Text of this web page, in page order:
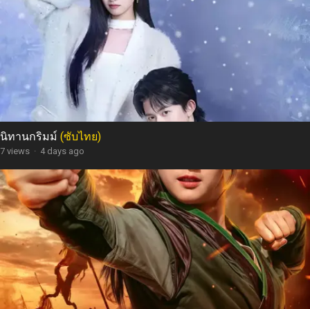
นิทานกริมม์ (ซับไทย)
7 views · 4 days ago